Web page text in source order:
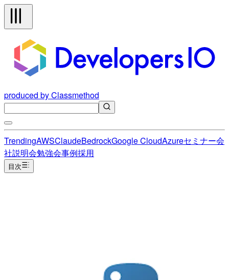
produced by Classmethod
TrendingAWSClaudeBedrockGoogle CloudAzureセミナー会
社説明会勉強会事例採用
目次